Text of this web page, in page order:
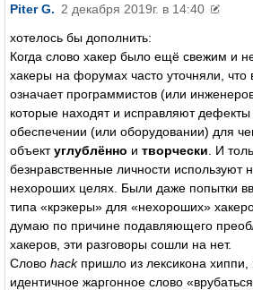
Piter G. 2 декабря 2019г. в 14:40
хотелось бы дополнить:
Когда слово хакер было ещё свежим и
хакеры на форумах часто уточняли, что
означает программистов (или
которые находят и исправляют
обеспечении (или оборудовании) для
объектуглублённо и творчески . И
безнравственные личности используют
нехороших целях. Были даже попытки
типа «крэкеры» для «нехороших»
думаю по причине подавляющего
хакеров, эти разговоры сошли на нет.
Слово hackпришло из лексикона хиппи,
идентичное жаргонное слово